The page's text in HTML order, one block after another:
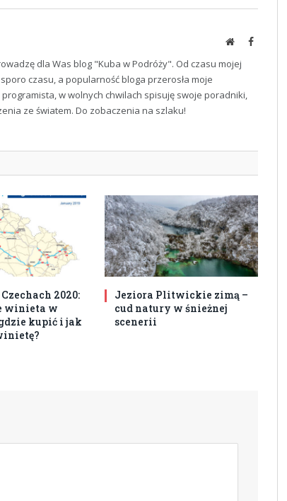
WebsiteFacebook
dla Was blog "Kuba w Podróży". Od czasu mojej
czasu, a popularność bloga przerosła moje
w wolnych chwilach spisuję swoje poradniki,
ze światem. Do zobaczenia na szlaku!
2020:
winieta w
kupić i jak
Jeziora Plitwickie zimą –
cud natury w śnieżnej
scenerii